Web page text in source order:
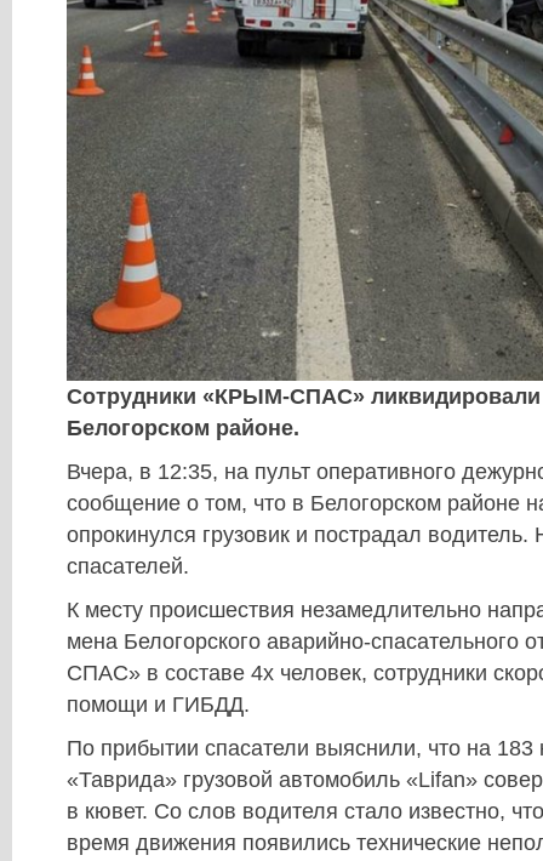
Сотрудники «КРЫМ-СПАС»
Белогорском районе.
Вчера, в 12:35, на пульт оперативного
сообщение о том, что в Белогорском районе
опрокинулся грузовик и пострадал
спасателей.
К месту происшествия незамедлительно
мена Белогорского аварийно-спасательного
СПАС» в составе 4х человек, сотрудники
помощи и ГИБДД.
По прибытии спасатели выяснили, что на 183
«Таврида» грузовой автомобиль «Lifan»
в кювет. Со слов водителя стало известно,
время движения появились технические